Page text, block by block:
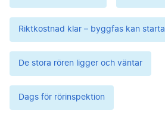
Riktkostnad klar – byggfas kan starta
De stora rören ligger och väntar
Dags för rörinspektion